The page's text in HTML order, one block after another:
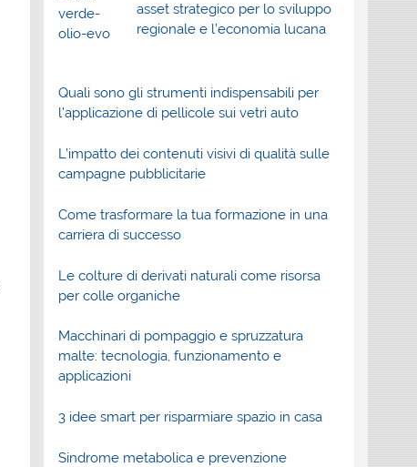
asset strategico per lo sviluppo
regionale e l’economia lucana
Quali sono gli strumenti indispensabili per
l’applicazione di pellicole sui vetri auto
L’impatto dei contenuti visivi di qualità sulle
campagne pubblicitarie
Come trasformare la tua formazione in una
carriera di successo
Le colture di derivati naturali come risorsa
per colle organiche
Macchinari di pompaggio e spruzzatura
malte: tecnologia, funzionamento e
applicazioni
3 idee smart per risparmiare spazio in casa
Sindrome metabolica e prevenzione